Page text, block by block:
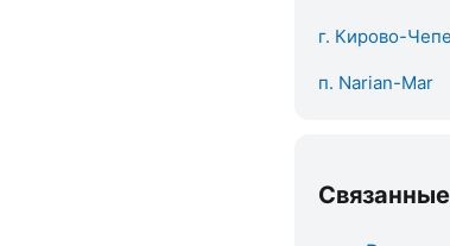
г. Кирово-
п. Narian-Mar